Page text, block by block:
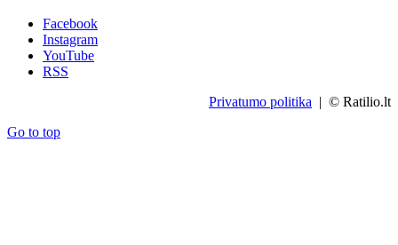
Facebook
Instagram
YouTube
RSS
Privatumo politika | © Ratilio.lt
Go to top